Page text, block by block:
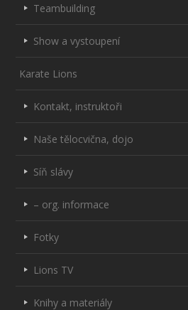
Teambuilding
Show a vystoupení
Karate Lions
Kontakt, instruktoři
Naše tělocvična, dojo
Síň slávy
– org. informace
Fotky
Lions TV
Knihy a materiály